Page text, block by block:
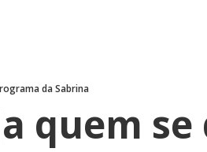
da Sabrina
quem